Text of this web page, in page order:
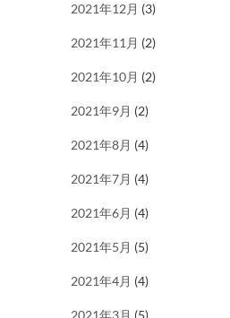
2021年12月 (3)
2021年11月 (2)
2021年10月 (2)
2021年9月 (2)
2021年8月 (4)
2021年7月 (4)
2021年6月 (4)
2021年5月 (5)
2021年4月 (4)